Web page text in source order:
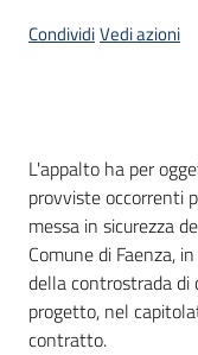
CondividiVedi azioni
Dati del
L'appalto ha per
provviste occorrenti
messa in sicurezza
Comune di Faenza,
della controstrada di
progetto, nel
contratto.